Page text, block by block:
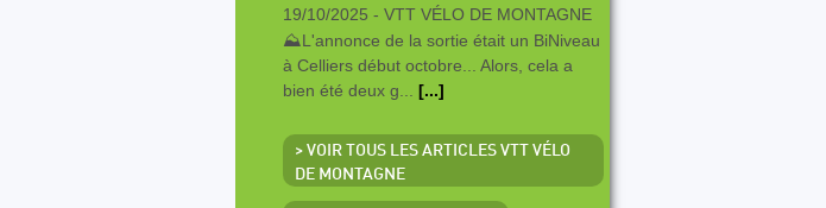
19/10/2025 - VTT VÉLO DE MONTAGNE
⛰️L'annonce de la sortie était un BiNiveau
à Celliers début octobre... Alors, cela a
bien été deux g... [...]
> VOIR TOUS LES ARTICLES VTT VÉLO
DE MONTAGNE